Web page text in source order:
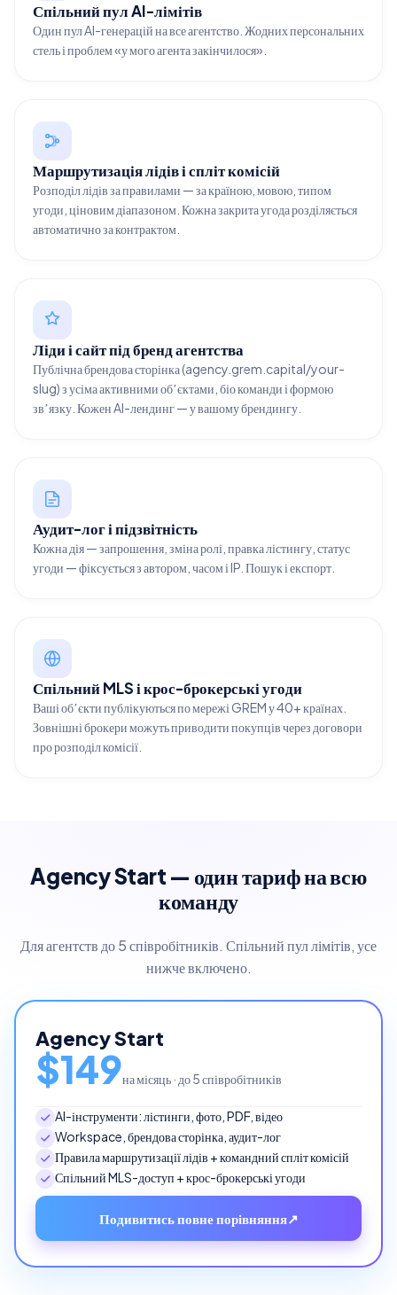
Спільний пул AI-лімітів
Один пул AI-генерацій на все агентство. Жодних персональних
стель і проблем «у мого агента закінчилося».
Маршрутизація лідів і спліт комісій
Розподіл лідів за правилами — за країною, мовою, типом
угоди, ціновим діапазоном. Кожна закрита угода розділяється
автоматично за контрактом.
Ліди і сайт під бренд агентства
Публічна брендова сторінка (agency.grem.capital/your-
slug) з усіма активними обʼєктами, біо команди і формою
звʼязку. Кожен AI-лендинг — у вашому брендингу.
Аудит-лог і підзвітність
Кожна дія — запрошення, зміна ролі, правка лістингу, статус
угоди — фіксується з автором, часом і IP. Пошук і експорт.
Спільний MLS і крос-брокерські угоди
Ваші обʼєкти публікуються по мережі GREM у 40+ країнах.
Зовнішні брокери можуть приводити покупців через договори
про розподіл комісії.
Agency Start — один тариф на всю
команду
Для агентств до 5 співробітників. Спільний пул лімітів, усе
нижче включено.
Agency Start
$149на місяць · до 5 співробітників
AI-інструменти: лістинги, фото, PDF, відео
Workspace, брендова сторінка, аудит-лог
Правила маршрутизації лідів + командний спліт комісій
Спільний MLS-доступ + крос-брокерські угоди
Подивитись повне порівняння↗